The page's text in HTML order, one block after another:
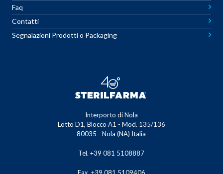
Faq
Contatti
Segnalazioni Prodotti o Packaging
Interporto di Nola
Lotto D1, Blocco A1 - Mod. 135/136
80035 - Nola (NA) Italia
Tel. +39 081 5108887